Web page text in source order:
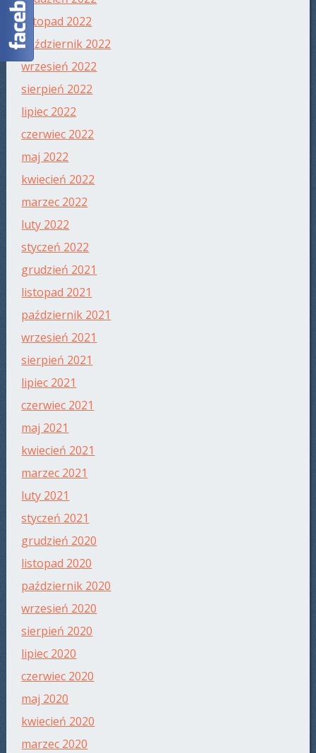
listopad 2022
październik 2022
wrzesień 2022
sierpień 2022
lipiec 2022
czerwiec 2022
maj 2022
kwiecień 2022
marzec 2022
luty 2022
styczeń 2022
grudzień 2021
listopad 2021
październik 2021
wrzesień 2021
sierpień 2021
lipiec 2021
czerwiec 2021
maj 2021
kwiecień 2021
marzec 2021
luty 2021
styczeń 2021
grudzień 2020
listopad 2020
październik 2020
wrzesień 2020
sierpień 2020
lipiec 2020
czerwiec 2020
maj 2020
kwiecień 2020
marzec 2020